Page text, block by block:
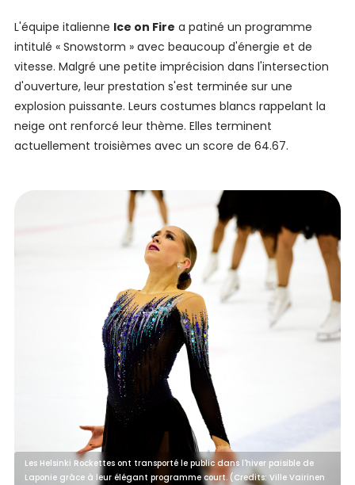
L'équipe italienne Ice on Fire a patiné un programme
intitulé « Snowstorm » avec beaucoup d'énergie et de
vitesse. Malgré une petite imprécision dans l'intersection
d'ouverture, leur prestation s'est terminée sur une
explosion puissante. Leurs costumes blancs rappelant la
neige ont renforcé leur thème. Elles terminent
actuellement troisièmes avec un score de 64.67.
Les Helsinki Rockettes ont transporté le public dans l'hiver paisible de
Laponie grâce à leur élégant programme court. (Credits: Ville Vairinen